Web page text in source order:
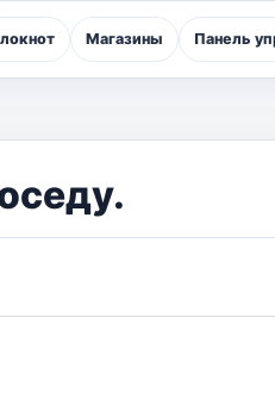
Магазины Панель